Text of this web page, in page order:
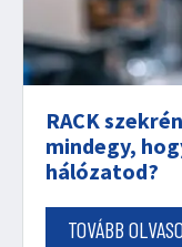
RACK
mindegy,
hálózatod?
TOVÁBB